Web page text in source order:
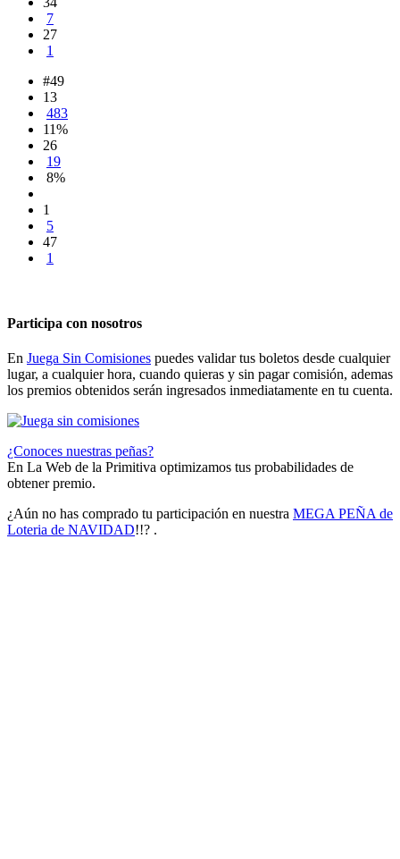
7
27
1
#49
13
483
11%
26
19
8%
1
5
47
1
Participa con nosotros
En Juega Sin Comisiones puedes validar tus boletos desde cualquier
lugar, a cualquier hora, cuando quieras y sin pagar comisión, ademas
los premios obtenidos serán ingresados inmediatamente en tu cuenta.
¿Conoces nuestras peñas?
En La Web de la Primitiva optimizamos tus probabilidades de
obtener premio.
¿Aún no has comprado tu participación en nuestra MEGA PEÑA de
Loteria de NAVIDAD!!? .